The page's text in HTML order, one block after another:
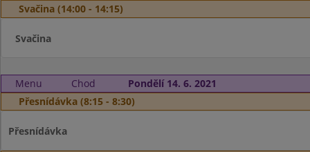
Svačina (14:00 - 14:15)
Svačina
Menu Chod
Pondělí 14. 6. 2021
Přesnídávka (8:15 - 8:30)
Přesnídávka